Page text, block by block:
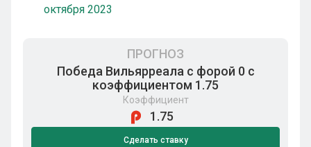
октября 2023
ПРОГНОЗ
Победа Вильярреала с форой 0 с
коэффициентом 1.75
Коэффициент
1.75
Сделать ставку